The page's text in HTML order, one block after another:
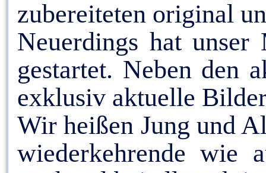
zubereiteten original
Neuerdings hat unser
gestartet. Neben den
exklusiv aktuelle
Wir heißen Jung und
wiederkehrende wie